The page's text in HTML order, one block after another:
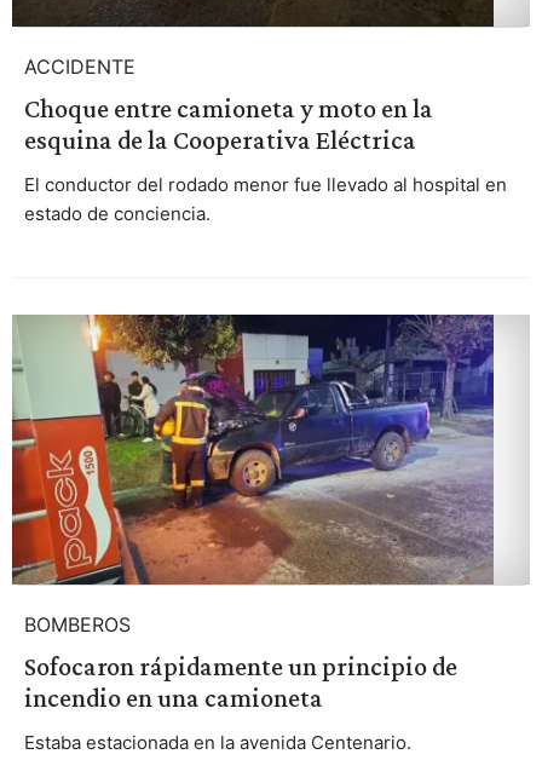
ACCIDENTE
Choque entre camioneta y moto en la
esquina de la Cooperativa Eléctrica
El conductor del rodado menor fue llevado al hospital en
estado de conciencia.
BOMBEROS
Sofocaron rápidamente un principio de
incendio en una camioneta
Estaba estacionada en la avenida Centenario.